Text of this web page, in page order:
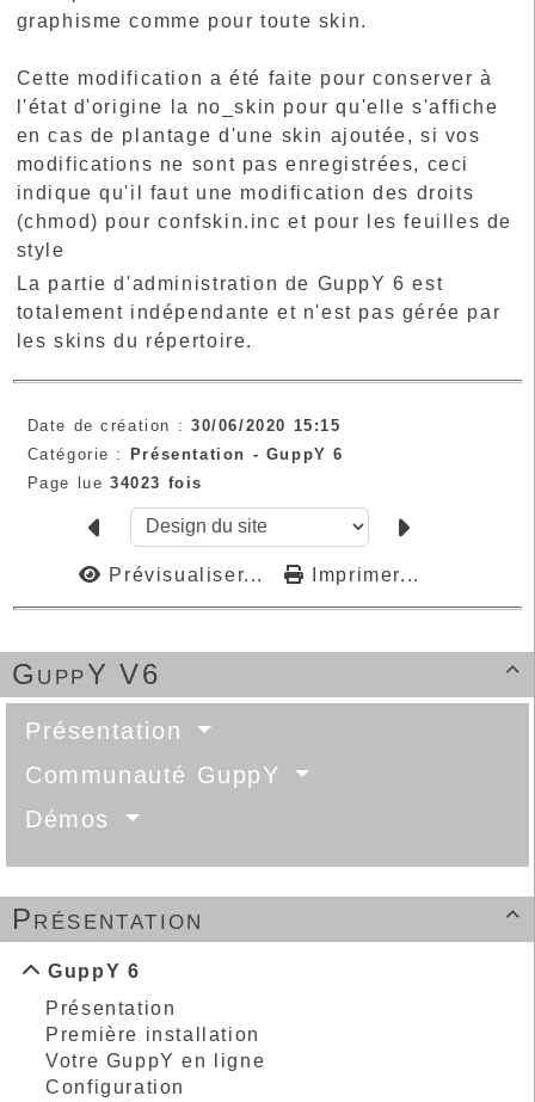

GuppY V6
Présentation
Communauté GuppY
Démos

Présentation
GuppY 6
Présentation
Première installation
Votre GuppY en ligne
Configuration
graphisme comme pour toute skin.
Cette modification a été faite pour conserver à
l'état d'origine la no_skin pour qu'elle s'affiche
en cas de plantage d'une skin ajoutée, si vos
modifications ne sont pas enregistrées, ceci
indique qu'il faut une modification des droits
(chmod) pour confskin.inc et pour les feuilles de
style
La partie d'administration de GuppY 6 est
totalement indépendante et n'est pas gérée par
les skins du répertoire.
Date de création : 30/06/2020 15:15
Catégorie : Présentation - GuppY 6
Page lue 34023 fois
Prévisualiser... Imprimer...